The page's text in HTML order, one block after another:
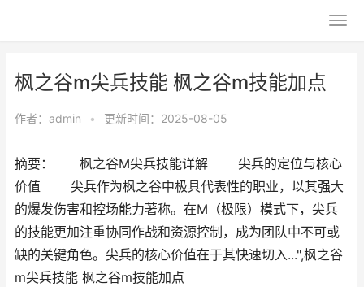
枫之谷m尖兵技能 枫之谷m技能加点
作者： admin • 更新时间：2025-08-05
摘要： 枫之谷M尖兵技能详解 尖兵的定位与核心
价值 尖兵作为枫之谷中极具代表性的职业，以其强大
的爆发伤害和控场能力著称。在M（极限）模式下，尖兵
的技能更加注重协同作战和资源控制，成为团队中不可或
缺的关键角色。尖兵的核心价值在于其快速切入...",枫之谷
m尖兵技能 枫之谷m技能加点